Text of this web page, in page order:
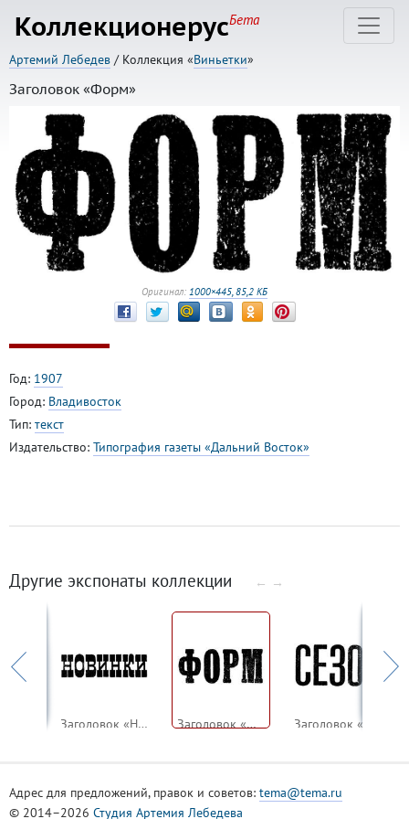
КоллекционерусБета
Артемий Лебедев / Коллекция «Виньетки»
Заголовок «Форм»
Оригинал: 1000×445, 85,2 КБ
Год: 1907
Город: Владивосток
Тип: текст
Издательство: Типография газеты «Дальний Восток»
Другие экспонаты коллекции ← →
Заголовок «Новинки» Заголовок «Форм»
Адрес для предложений, правок и советов: tema@tema.ru
© 2014–2026 Студия Артемия Лебедева